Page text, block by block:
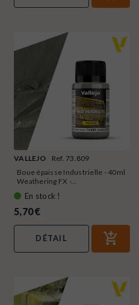
VALLEJO
Ref. 73.809
Boue épaisse Industrielle - 40ml
Weathering FX -...
En stock !
5,70 €
DÉTAIL